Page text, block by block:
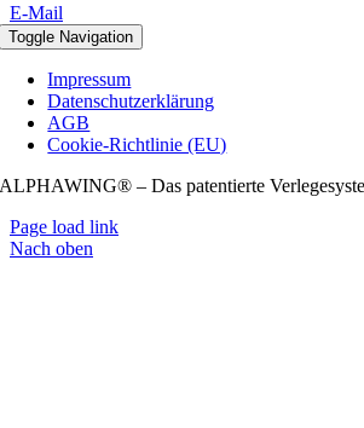
E-Mail
Toggle Navigation
Impressum
Datenschutzerklärung
AGB
Cookie-Richtlinie (EU)
ALPHAWING® – Das patentierte
Page load link
Nach oben